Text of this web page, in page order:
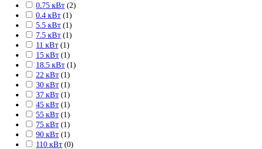
0.75 кВт (2)
0.4 кВт (1)
5.5 кВт (1)
7.5 кВт (1)
11 кВт (1)
15 кВт (1)
18.5 кВт (1)
22 кВт (1)
30 кВт (1)
37 кВт (1)
45 кВт (1)
55 кВт (1)
75 кВт (1)
90 кВт (1)
110 кВт (0)